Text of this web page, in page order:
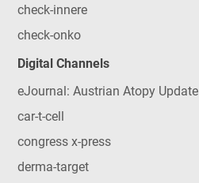
check-innere
check-onko
Digital Channels
eJournal: Austrian Atopy Update
car-t-cell
congress x-press
derma-target